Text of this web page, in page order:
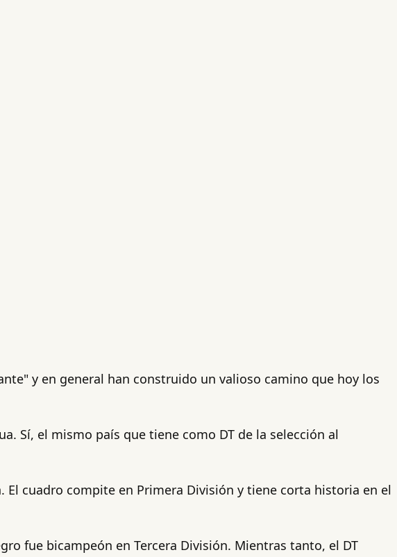
y en general han construido un valioso camino que hoy los
Sí, el mismo país que tiene como DT de la selección al
El cuadro compite en Primera División y tiene corta historia en el
fue bicampeón en Tercera División. Mientras tanto, el DT